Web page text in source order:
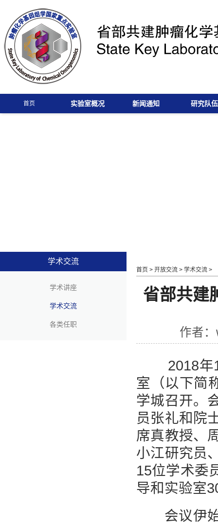
首页 实验室概况 新闻通知 研究队伍
学术交流
学术讲座
学术交流
各类任职
首页 > 开放交流 > 学术交流 >
省部共建
作者
2018年12
室（以下简
学城召开。
员张礼和院
席真教授、
小江研究员
15位学术委
导和实验室
会议伊始